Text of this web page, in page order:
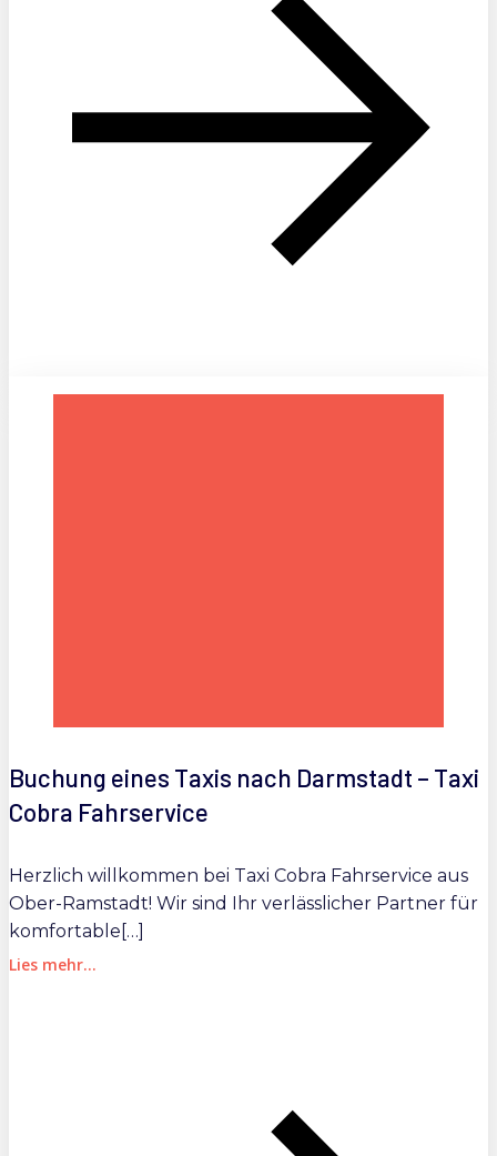
Buchung eines Taxis nach Darmstadt – Taxi
Cobra Fahrservice
Herzlich willkommen bei Taxi Cobra Fahrservice aus
Ober-Ramstadt! Wir sind Ihr verlässlicher Partner für
komfortable[…]
Lies mehr...